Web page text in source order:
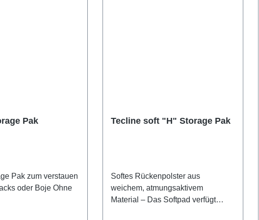
Pak
Pak zum verstauen
oder Boje Ohne
Tecline soft "H" Storage Pak
Softes Rückenpolster aus
weichem, atmungsaktivem
Material – Das Softpad verfügt